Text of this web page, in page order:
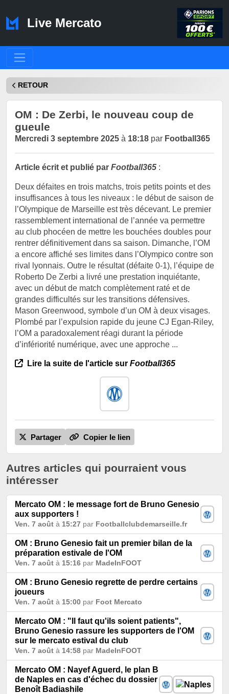
Live Mercato
RETOUR
OM : De Zerbi, le nouveau coup de
gueule
Mercredi 3 septembre 2025 à 18:18 par Football365
Article écrit et publié par Football365 :
Deux défaites en trois matchs, trois petits points et des
insuffisances à tous les niveaux : le début de saison de
l’Olympique de Marseille est très décevant. Le premier
rassemblement international de l’année va permettre
au club phocéen de mettre les bouchées doubles pour
rentrer définitivement dans sa saison. Dimanche, l’OM
a encore affiché ses limites dans l’Olympico contre son
rival lyonnais. Outre le résultat (défaite 0-1), l’équipe de
Roberto De Zerbi a livré une prestation inquiétante,
avec un début de match complètement raté et de
grandes difficultés sur les transitions défensives.
Mason Greenwood, symbole d’un OM à deux visages.
Plombé par l’expulsion rapide du jeune CJ Egan-Riley,
l’OM a paradoxalement réagi durant la période
d’infériorité numérique, avec une approche ...
Lire la suite de l'article sur Football365
Partager Copier le lien
Autres articles qui pourraient vous
intéresser
Mercato OM : le message fort de Bruno Genesio
aux supporters !
Ven. 7 août à 15:27 par Footballclubdemarseille.fr
OM : Bruno Genesio fait un premier bilan de la
préparation estivale de l'OM
Ven. 7 août à 15:16 par MadeInFOOT
OM : Bruno Genesio regrette de perdre certains
joueurs
Ven. 7 août à 15:00 par Foot Mercato
Mercato OM : "Il faut qu'ils soient patients",
Bruno Genesio rassure les supporters de l'OM
sur le mercato estival du club
Ven. 7 août à 14:58 par MadeInFOOT
Mercato OM : Nayef Aguerd, le plan B
de Naples en cas d'échec du dossier
Benoît Badiashile